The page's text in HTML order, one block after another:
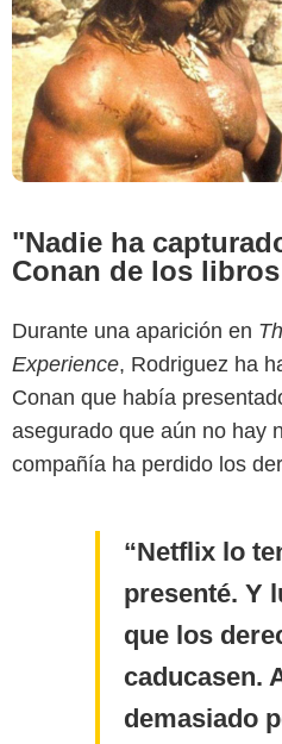
"Nadie ha
Conan de los
Durante una aparición en
Experience, Rodriguez ha
Conan que había
asegurado que aún no hay
compañía ha perdido los
Netflix lo
presenté. Y
que los
caducasen.
demasiado